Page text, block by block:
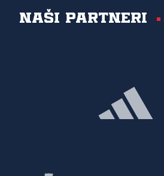
Naši partneri